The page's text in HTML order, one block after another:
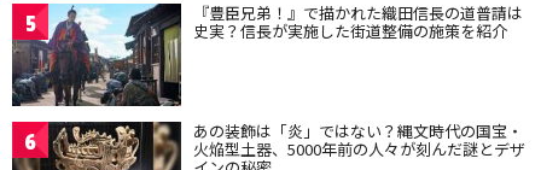
5 『豊臣兄弟！』で描かれた織田信長の道普請は
史実？信長が実施した街道整備の施策を紹介
6 あの装飾は「炎」ではない？縄文時代の国宝・
火焔型土器、5000年前の人々が刻んだ謎とデザ